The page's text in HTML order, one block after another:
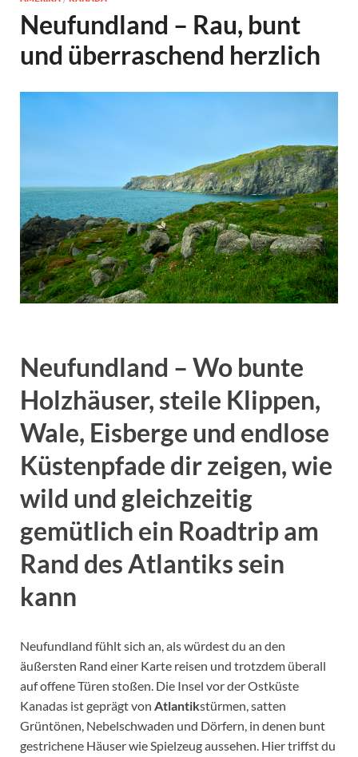
Neufundland – Rau, bunt
und überraschend herzlich
Neufundland – Wo bunte
Holzhäuser, steile Klippen,
Wale, Eisberge und endlose
Küstenpfade dir zeigen, wie
wild und gleichzeitig
gemütlich ein Roadtrip am
Rand des Atlantiks sein
kann
Neufundland fühlt sich an, als würdest du an den
äußersten Rand einer Karte reisen und trotzdem überall
auf offene Türen stoßen. Die Insel vor der Ostküste
Kanadas ist geprägt von Atlantikstürmen, satten
Grüntönen, Nebelschwaden und Dörfern, in denen bunt
gestrichene Häuser wie Spielzeug aussehen. Hier triffst du